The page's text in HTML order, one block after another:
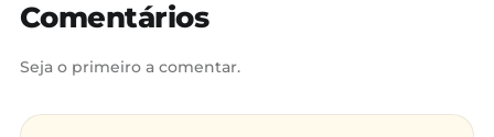
Comentários
Seja o primeiro a comentar.